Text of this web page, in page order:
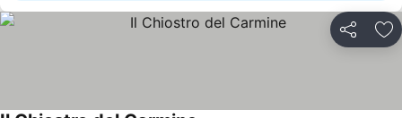
Partilhar